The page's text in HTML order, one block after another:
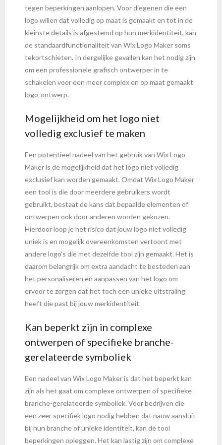
tegen beperkingen aanlopen. Voor diegenen die een
logo willen dat volledig op maat is gemaakt en tot in de
kleinste details is afgestemd op hun merkidentiteit, kan
de standaardfunctionaliteit van Wix Logo Maker soms
tekortschieten. In dergelijke gevallen kan het nodig zijn
om een professionele grafisch ontwerper in te
schakelen voor een meer complex en op maat gemaakt
logo-ontwerp.
Mogelijkheid om het logo niet
volledig exclusief te maken
Een potentieel nadeel van het gebruik van Wix Logo
Maker is de mogelijkheid dat het logo niet volledig
exclusief kan worden gemaakt. Omdat Wix Logo Maker
een tool is die door meerdere gebruikers wordt
gebruikt, bestaat de kans dat bepaalde elementen of
ontwerpen ook door anderen worden gekozen.
Hierdoor loop je het risico dat jouw logo niet volledig
uniek is en mogelijk overeenkomsten vertoont met
andere logo’s die met dezelfde tool zijn gemaakt. Het is
daarom belangrijk om extra aandacht te besteden aan
het personaliseren en aanpassen van het logo om
ervoor te zorgen dat het toch een unieke uitstraling
heeft die past bij jouw merkidentiteit.
Kan beperkt zijn in complexe
ontwerpen of specifieke branche-
gerelateerde symboliek
Een nadeel van Wix Logo Maker is dat het beperkt kan
zijn als het gaat om complexe ontwerpen of specifieke
branche-gerelateerde symboliek. Voor bedrijven die
een zeer specifiek logo nodig hebben dat nauw aansluit
bij hun branche of unieke identiteit, kan de tool
beperkingen opleggen. Het kan lastig zijn om complexe